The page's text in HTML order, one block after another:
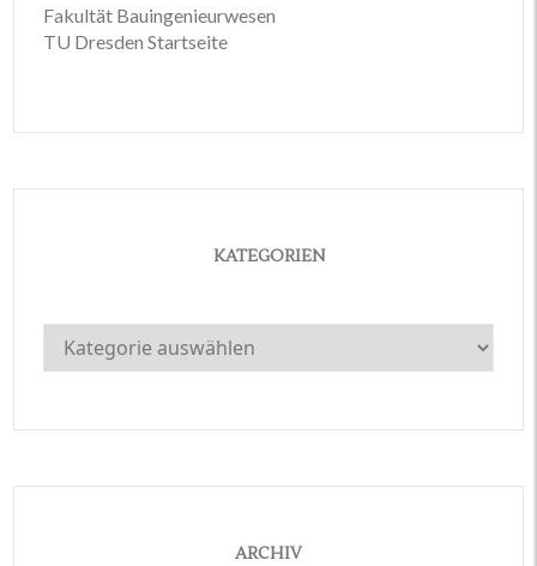
Fakultät Bauingenieurwesen
TU Dresden Startseite
KATEGORIEN
Kategorien
ARCHIV